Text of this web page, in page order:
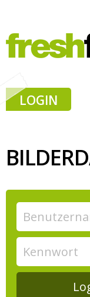
LOGIN